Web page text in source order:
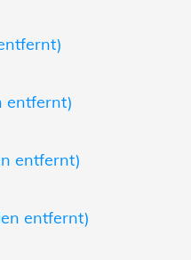
entfernt)
entfernt)
entfernt)